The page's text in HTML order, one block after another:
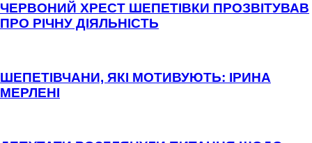
ЧЕРВОНИЙ ХРЕСТ ШЕПЕТІВКИ ПРОЗВІТУВАВ
ПРО РІЧНУ ДІЯЛЬНІСТЬ
ШЕПЕТІВЧАНИ, ЯКІ МОТИВУЮТЬ: ІРИНА
МЕРЛЕНІ